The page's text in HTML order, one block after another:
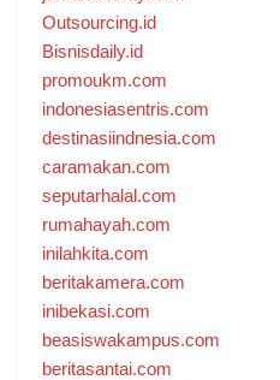
Outsourcing.id
Bisnisdaily.id
promoukm.com
indonesiasentris.com
destinasiindnesia.com
caramakan.com
seputarhalal.com
rumahayah.com
inilahkita.com
beritakamera.com
inibekasi.com
beasiswakampus.com
beritasantai.com